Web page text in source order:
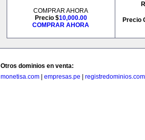
COMPRAR AHORA
Precio $10,000.00
COMPRAR AHORA
Precio
Otros dominios en venta:
monetisa.com
empresas.pe registredominios.com